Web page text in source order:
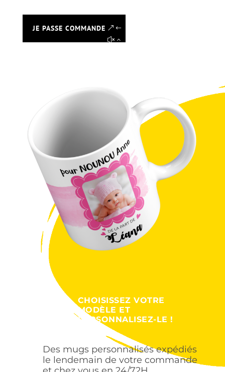
JE PASSE COMMANDE
CHOISISSEZ VOTRE
MODÈLE ET
PERSONNALISEZ-LE !
Des mugs personnalisés expédiés
le lendemain de votre commande